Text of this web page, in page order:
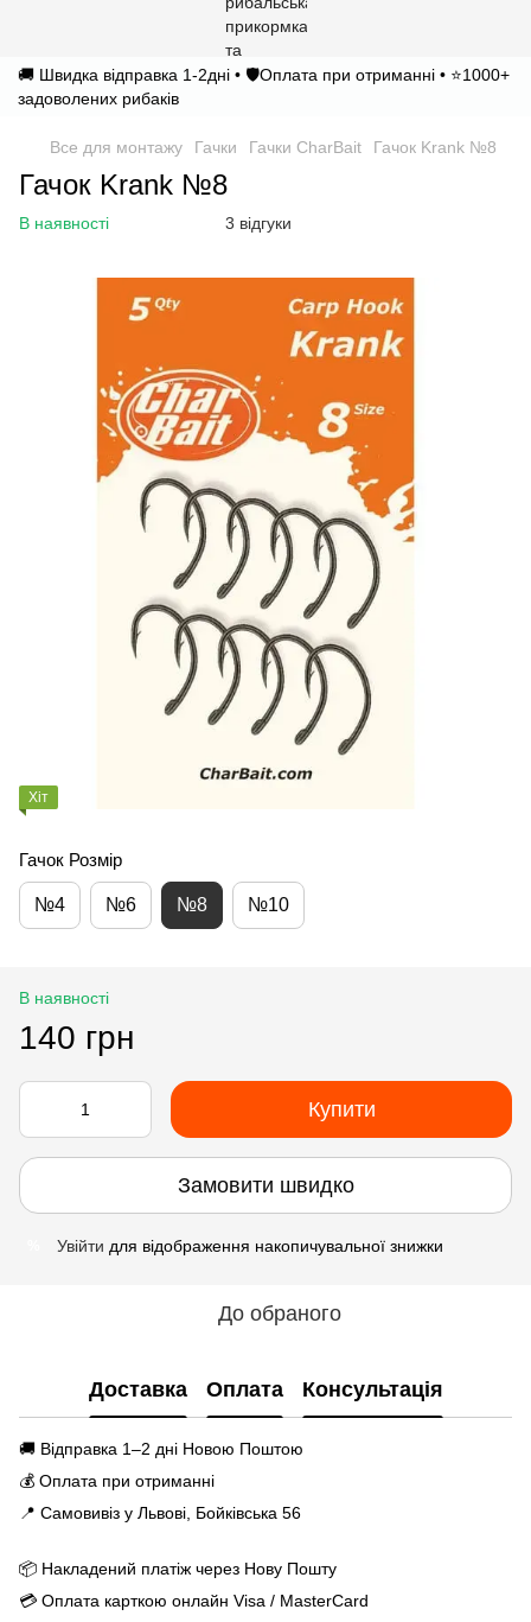
🚚 Швидка відправка 1-2дні • 🛡️Оплата при отриманні • ⭐1000+
задоволених рибаків
Все для монтажу Гачки Гачки CharBait Гачок Krank №8
Гачок Krank №8
В наявності 3 відгуки
Хіт
Гачок Розмір
№4 №6 №8 №10
В наявності
140 грн
Купити
Замовити швидко
Увійти для відображення накопичувальної знижки
До обраного
Доставка Оплата Консультація
🚚 Відправка 1–2 дні Новою Поштою
💰 Оплата при отриманні
📍 Самовивіз у Львові, Бойківська 56
📦 Накладений платіж через Нову Пошту
💳 Оплата карткою онлайн Visa / MasterCard